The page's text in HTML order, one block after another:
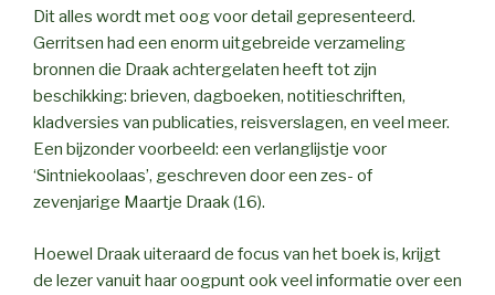
Dit alles wordt met oog voor detail gepresenteerd.
Gerritsen had een enorm uitgebreide verzameling
bronnen die Draak achtergelaten heeft tot zijn
beschikking: brieven, dagboeken, notitieschriften,
kladversies van publicaties, reisverslagen, en veel meer.
Een bijzonder voorbeeld: een verlanglijstje voor
‘Sintniekoolaas’, geschreven door een zes- of
zevenjarige Maartje Draak (16).
Hoewel Draak uiteraard de focus van het boek is, krijgt
de lezer vanuit haar oogpunt ook veel informatie over een